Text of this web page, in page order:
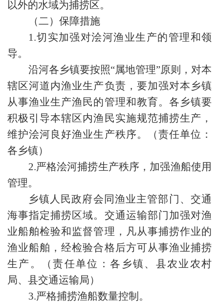
以外的水域为捕捞区。
（二）保障措施
1.切实加强对浍河渔业生产的管理和领
导。
沿河各乡镇要按照“属地管理”原则，对本
辖区河道内渔业生产负责，要加强对本乡镇
从事渔业生产渔民的管理和教育。各乡镇要
积极引导本辖区内渔民实施规范捕捞生产，
维护浍河良好渔业生产秩序。（责任单位：
各乡镇）
2.严格浍河捕捞生产秩序，加强渔船使用
管理。
乡镇人民政府会同渔业主管部门、交通
海事指定捕捞区域。交通运输部门加强对渔
业船舶检验和监督管理，凡从事捕捞作业的
渔业船舶，经检验合格后方可从事渔业捕捞
生产。（责任单位：各乡镇、县农业农村
局、县交通运输局）
3.严格捕捞渔船数量控制。